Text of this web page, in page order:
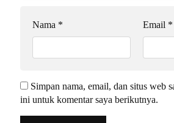
Nama * Email *
Simpan nama, email, dan situs web
ini untuk komentar saya berikutnya.